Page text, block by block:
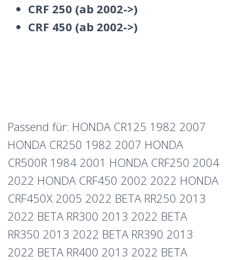
CRF 250 (ab 2002->)
CRF 450 (ab 2002->)
Passend für: HONDA CR125 1982 2007
HONDA CR250 1982 2007 HONDA
CR500R 1984 2001 HONDA CRF250 2004
2022 HONDA CRF450 2002 2022 HONDA
CRF450X 2005 2022 BETA RR250 2013
2022 BETA RR300 2013 2022 BETA
RR350 2013 2022 BETA RR390 2013
2022 BETA RR400 2013 2022 BETA